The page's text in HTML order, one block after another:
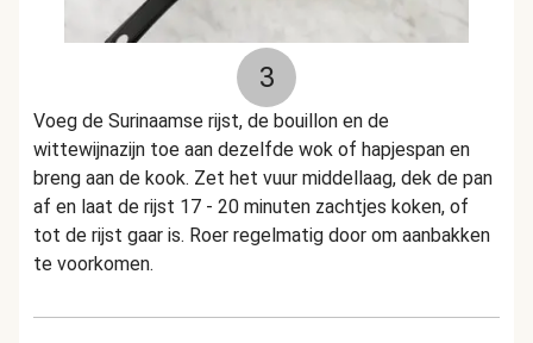
3
Voeg de Surinaamse rijst, de bouillon en de
wittewijnazijn toe aan dezelfde wok of hapjespan en
breng aan de kook. Zet het vuur middellaag, dek de pan
af en laat de rijst 17 - 20 minuten zachtjes koken, of
tot de rijst gaar is. Roer regelmatig door om aanbakken
te voorkomen.